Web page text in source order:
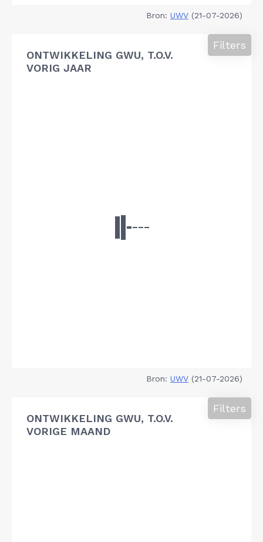
Bron: UWV (21-07-2026)
ONTWIKKELING GWU, T.O.V.
VORIG JAAR
Filters
Bron: UWV (21-07-2026)
ONTWIKKELING GWU, T.O.V.
VORIGE MAAND
Filters